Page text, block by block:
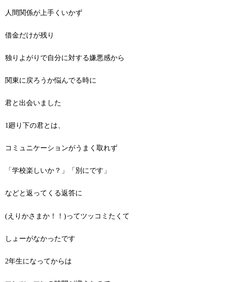
人間関係が上手くいかず
借金だけが残り
独りよがりで自分に対する嫌悪感から
関東に戻ろうか悩んでる時に
君と出会いました
1廻り下の君とは、
コミュニケーションがうまく取れず
「学校楽しいか？」「別にです」
などと返ってくる返答に
(えりかさまか！！)ってツッコミたくて
しょーがなかったです
2年生になってからは